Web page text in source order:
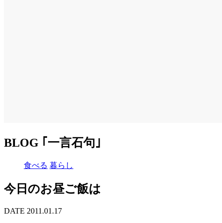
BLOG ｢一言石句｣
食べる 暮らし
今日のお昼ご飯は
DATE 2011.01.17